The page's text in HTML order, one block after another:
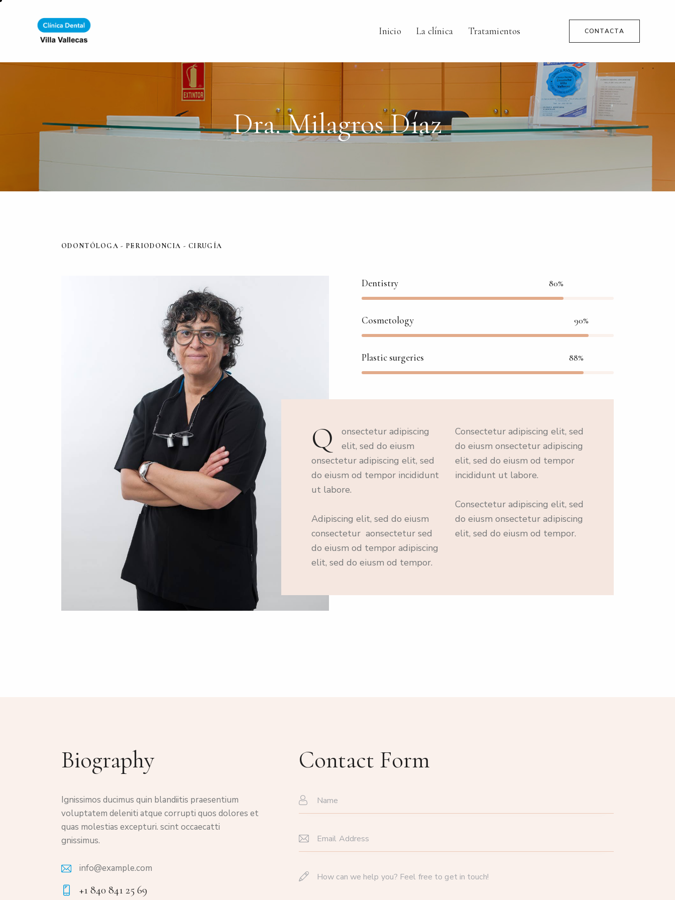
Inicio La clínica Tratamientos CONTACTA
Dra. Milagros Díaz
ODONTÓLOGA - PERIODONCIA - CIRUGÍA
Dentistry 80%
Cosmetology 90%
Plastic surgeries 88%
Q
onsectetur adipiscing
elit, sed do eiusm
onsectetur adipiscing elit, sed
do eiusm od tempor incididunt
ut labore.
Adipiscing elit, sed do eiusm
consectetur aonsectetur sed
do eiusm od tempor adipiscing
elit, sed do eiusm od tempor.
Consectetur adipiscing elit, sed
do eiusm onsectetur adipiscing
elit, sed do eiusm od tempor
incididunt ut labore.
Consectetur adipiscing elit, sed
do eiusm onsectetur adipiscing
elit, sed do eiusm od tempor.
Biography
Ignissimos ducimus quin blandiitis praesentium
voluptatem deleniti atque corrupti quos dolores et
quas molestias excepturi. scint occaecatti
gnissimus.
E-
m
info@example.com
+1 840 841 25 69
Contact Form